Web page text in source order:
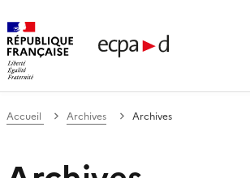
de communication et de
Accueil Archives Archives